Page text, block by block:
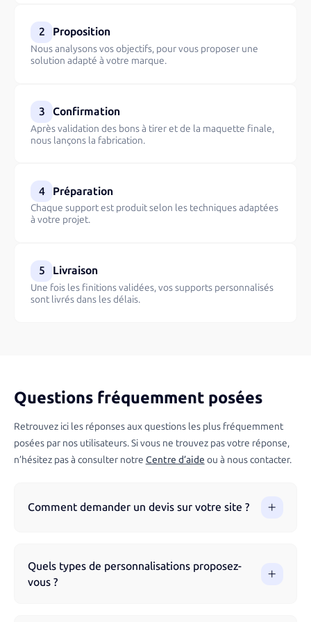
2 Proposition
Nous analysons vos objectifs, pour vous proposer une
solution adapté à votre marque.
3 Confirmation
Après validation des bons à tirer et de la maquette finale,
nous lançons la fabrication.
4 Préparation
Chaque support est produit selon les techniques adaptées
à votre projet.
5 Livraison
Une fois les finitions validées, vos supports personnalisés
sont livrés dans les délais.
Questions fréquemment posées
Retrouvez ici les réponses aux questions les plus fréquemment
posées par nos utilisateurs. Si vous ne trouvez pas votre réponse,
n’hésitez pas à consulter notre Centre d’aide ou à nous contacter.
Comment demander un devis sur votre site ?
Notre équipe vous accompagne à chaque étape pour
garantir un résultat optimal.
Quels types de personnalisations proposez-
vous ?